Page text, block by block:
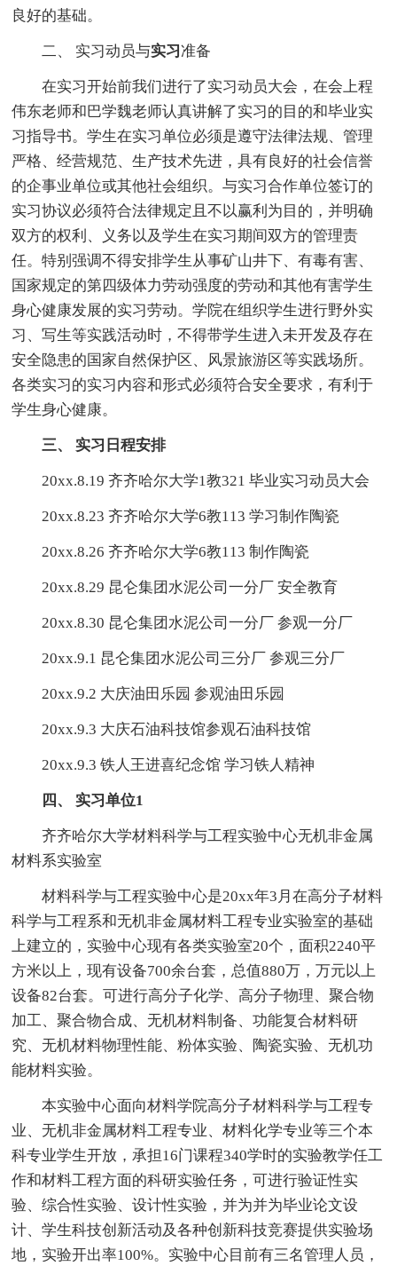
良好的基础。
二、 实习动员与实习准备
在实习开始前我们进行了实习动员大会，在会上程
伟东老师和巴学魏老师认真讲解了实习的目的和毕业实
习指导书。学生在实习单位必须是遵守法律法规、管理
严格、经营规范、生产技术先进，具有良好的社会信誉
的企事业单位或其他社会组织。与实习合作单位签订的
实习协议必须符合法律规定且不以赢利为目的，并明确
双方的权利、义务以及学生在实习期间双方的管理责
任。特别强调不得安排学生从事矿山井下、有毒有害、
国家规定的第四级体力劳动强度的劳动和其他有害学生
身心健康发展的实习劳动。学院在组织学生进行野外实
习、写生等实践活动时，不得带学生进入未开发及存在
安全隐患的国家自然保护区、风景旅游区等实践场所。
各类实习的实习内容和形式必须符合安全要求，有利于
学生身心健康。
三、 实习日程安排
20xx.8.19 齐齐哈尔大学1教321 毕业实习动员大会
20xx.8.23 齐齐哈尔大学6教113 学习制作陶瓷
20xx.8.26 齐齐哈尔大学6教113 制作陶瓷
20xx.8.29 昆仑集团水泥公司一分厂 安全教育
20xx.8.30 昆仑集团水泥公司一分厂 参观一分厂
20xx.9.1 昆仑集团水泥公司三分厂 参观三分厂
20xx.9.2 大庆油田乐园 参观油田乐园
20xx.9.3 大庆石油科技馆参观石油科技馆
20xx.9.3 铁人王进喜纪念馆 学习铁人精神
四、 实习单位1
齐齐哈尔大学材料科学与工程实验中心无机非金属
材料系实验室
材料科学与工程实验中心是20xx年3月在高分子材料
科学与工程系和无机非金属材料工程专业实验室的基础
上建立的，实验中心现有各类实验室20个，面积2240平
方米以上，现有设备700余台套，总值880万，万元以上
设备82台套。可进行高分子化学、高分子物理、聚合物
加工、聚合物合成、无机材料制备、功能复合材料研
究、无机材料物理性能、粉体实验、陶瓷实验、无机功
能材料实验。
本实验中心面向材料学院高分子材料科学与工程专
业、无机非金属材料工程专业、材料化学专业等三个本
科专业学生开放，承担16门课程340学时的实验教学任工
作和材料工程方面的科研实验任务，可进行验证性实
验、综合性实验、设计性实验，并为并为毕业论文设
计、学生科技创新活动及各种创新科技竞赛提供实验场
地，实验开出率100%。实验中心目前有三名管理人员，